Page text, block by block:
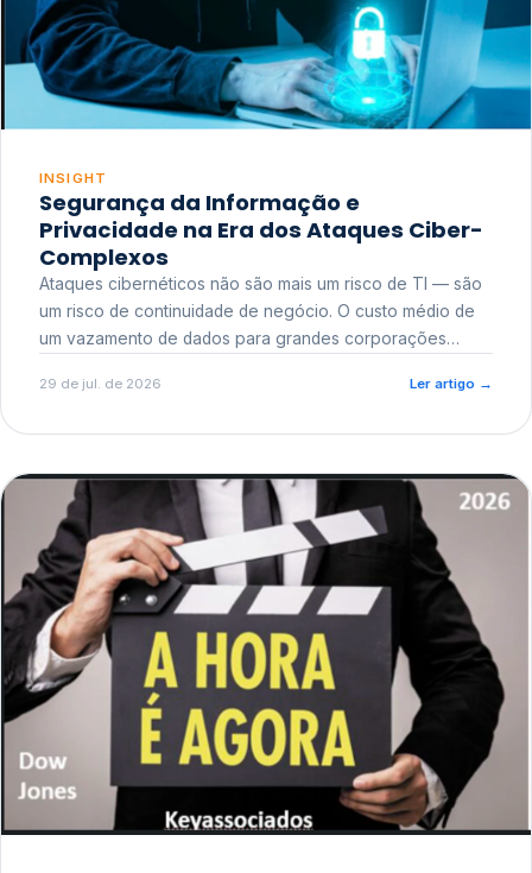
INSIGHT
Segurança da Informação e
Privacidade na Era dos Ataques Ciber-
Complexos
Ataques cibernéticos não são mais um risco de TI — são
um risco de continuidade de negócio. O custo médio de
um vazamento de dados para grandes corporações
reputacional e o risco regulatório junto a órgãos como a
29 de jul. de 2026 Ler artigo →